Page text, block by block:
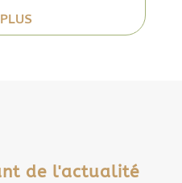
de l'actualité